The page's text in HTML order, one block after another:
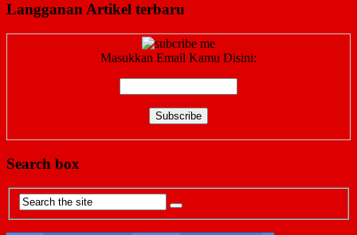
Langganan Artikel terbaru
Masukkan Email Kamu Disini:
Search box